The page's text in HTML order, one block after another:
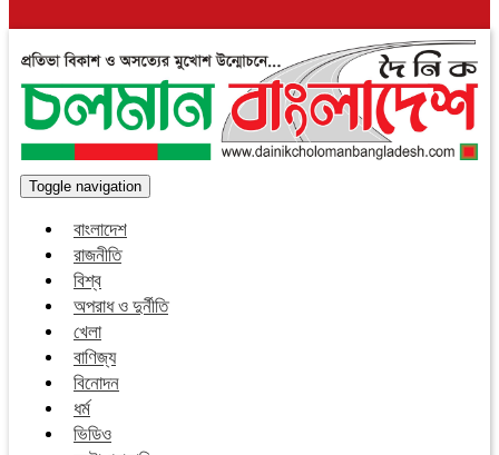
Toggle navigation
বাংলাদেশ
রাজনীতি
বিশ্ব
অপরাধ ও দুর্নীতি
খেলা
বাণিজ্য
বিনোদন
ধর্ম
ভিডিও